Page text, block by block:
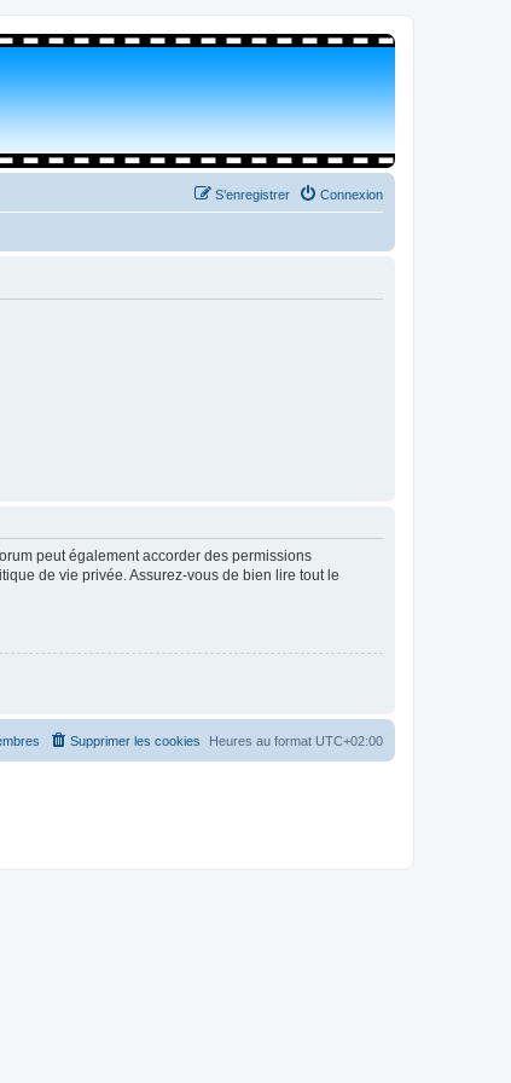
Connexion
S’enregistrer
peut également accorder des permissions
de vie privée. Assurez-vous de bien lire tout le
Heures au format UTC+02:00
Supprimer les cookies